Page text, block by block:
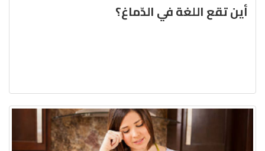
أين تقع اللغة في الدّماغ؟